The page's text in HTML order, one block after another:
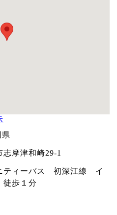
摩津和崎29-1
ティーバス 初深江線 イ
歩１分